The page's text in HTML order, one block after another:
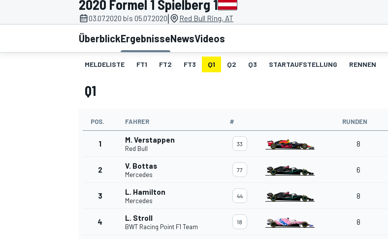
MOTOGP
2020 Formel 1 Spielberg 1
03.07.2020 bis 05.07.2020| Red Bull Ring, AT
ÜberblickErgebnisseNewsVideos
MELDELISTE FT1 FT2 FT3 Q1 Q2 Q3 STARTAUFSTELLUNG RENNEN
Q1
POS. FAHRER # RUNDEN
1 M. Verstappen
Red Bull
33 8
2 V. Bottas
Mercedes
77 6
3 L. Hamilton
Mercedes
44 8
4 L. Stroll
BWT Racing Point F1 Team
18 8